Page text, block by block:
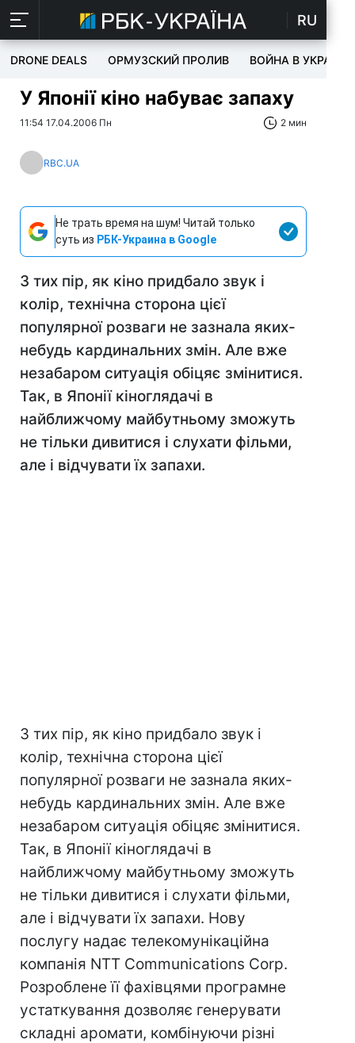
RU
DRONE DEALS ОРМУЗСКИЙ ПРОЛИВ ВОЙНА В УКРАИНЕ
У Японії кіно набуває запаху
11:54 17.04.2006 Пн 2 мин
RBC.UA
Не трать время на шум! Читай только
суть из РБК-Украина в Google
З тих пір, як кіно придбало звук і
колір, технічна сторона цієї
популярної розваги не зазнала яких-
небудь кардинальних змін. Але вже
незабаром ситуація обіцяє змінитися.
Так, в Японії кіноглядачі в
найближчому майбутньому зможуть
не тільки дивитися і слухати фільми,
але і відчувати їх запахи.
З тих пір, як кіно придбало звук і
колір, технічна сторона цієї
популярної розваги не зазнала яких-
небудь кардинальних змін. Але вже
незабаром ситуація обіцяє змінитися.
Так, в Японії кіноглядачі в
найближчому майбутньому зможуть
не тільки дивитися і слухати фільми,
але і відчувати їх запахи. Нову
послугу надає телекомунікаційна
компанія NTT Communications Corp.
Розроблене її фахівцями програмне
устаткування дозволяє генерувати
складні аромати, комбінуючи різні